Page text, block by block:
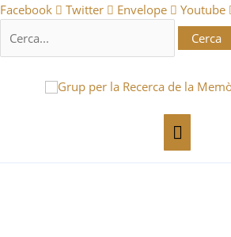
Vés
contingut
Facebook Twitter Envelope Youtube
Cerca:
Menú
principal